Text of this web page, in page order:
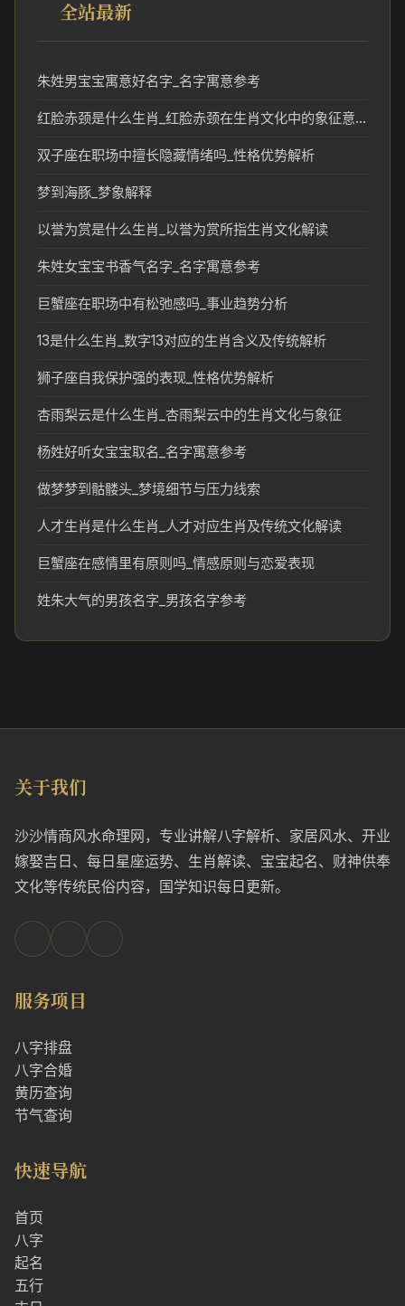
全站最新
朱姓男宝宝寓意好名字_名字寓意参考
红脸赤颈是什么生肖_红脸赤颈在生肖文化中的象征意义
双子座在职场中擅长隐藏情绪吗_性格优势解析
梦到海豚_梦象解释
以誉为赏是什么生肖_以誉为赏所指生肖文化解读
朱姓女宝宝书香气名字_名字寓意参考
巨蟹座在职场中有松弛感吗_事业趋势分析
13是什么生肖_数字13对应的生肖含义及传统解析
狮子座自我保护强的表现_性格优势解析
杏雨梨云是什么生肖_杏雨梨云中的生肖文化与象征
杨姓好听女宝宝取名_名字寓意参考
做梦梦到骷髅头_梦境细节与压力线索
人才生肖是什么生肖_人才对应生肖及传统文化解读
巨蟹座在感情里有原则吗_情感原则与恋爱表现
姓朱大气的男孩名字_男孩名字参考
关于我们
沙沙情商风水命理网，专业讲解八字解析、家居风水、开业
嫁娶吉日、每日星座运势、生肖解读、宝宝起名、财神供奉
文化等传统民俗内容，国学知识每日更新。
服务项目
八字排盘
八字合婚
黄历查询
节气查询
快速导航
首页
八字
起名
五行